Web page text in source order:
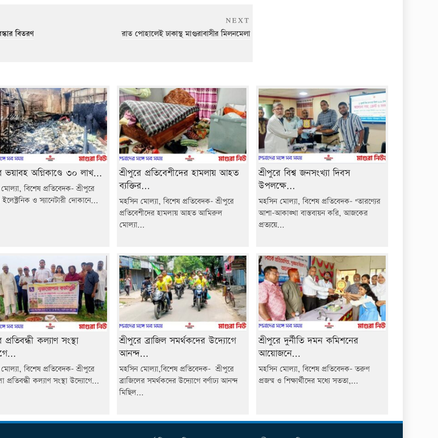
বিতরণ
Post
NEXT
রাত পোহালেই ঢাকাস্থ মাগুরাবাসীর মিলনমেলা
ভয়াবহ অগ্নিকাণ্ডে ৩০ লাখ...
বিশেষ প্রতিবেদক- শ্রীপুরে
ও স্যানেটারী দোকানে...
শ্রীপুরে প্রতিবেশীদের হামলায় আহত
ব্যক্তির...
মহসিন মোল্যা, বিশেষ প্রতিবেদক- শ্রীপুরে
প্রতিবেশীদের হামলায় আহত আমিরুল
মোল্যা...
শ্রীপুরে বিশ্ব জনসংখ্যা দিবস
উপলক্ষে...
মহসিন মোল্যা, বিশেষ প্রতিবেদক- "তারণ্যের
আশা-আকাঙ্খা বাস্তবায়ন করি, আজকের
প্রত্যয়ে...
প্রতিবন্ধী কল্যাণ সংস্থা
বিশেষ প্রতিবেদক- শ্রীপুরে
প্রতিবন্ধী কল্যাণ সংস্থা উদ্যোগে...
শ্রীপুরে ব্রাজিল সমর্থকদের উদ্যোগে
আনন্দ...
মহসিন মোল্যা,বিশেষ প্রতিবেদক- শ্রীপুরে
ব্রাজিলের সমর্থকদের উদ্যোগে বর্ণাঢ্য আনন্দ
মিছিল...
শ্রীপুরে দুর্নীতি দমন কমিশনের
আয়োজনে...
মহসিন মোল্যা, বিশেষ প্রতিবেদক- তরুণ
প্রজন্ম ও শিক্ষার্থীদের মধ্যে সততা,...